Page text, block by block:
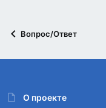
Вопрос/Ответ
О проекте